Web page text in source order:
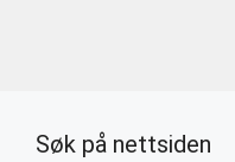
Søk på nettsiden